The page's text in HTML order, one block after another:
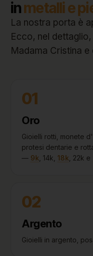
inmetalli e
La nostra porta è
Ecco, nel
Madama Cristina e
01
Oro
Gioielli rotti, monete
protesi dentarie e
— 9k , 14k, 18k , 22k e
02
Argento
Gioielli in argento,